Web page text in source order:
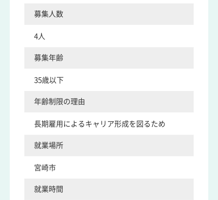
募集人数
4人
募集年齢
35歳以下
年齢制限の理由
長期雇用によるキャリア形成を図るため
就業場所
宮崎市
就業時間